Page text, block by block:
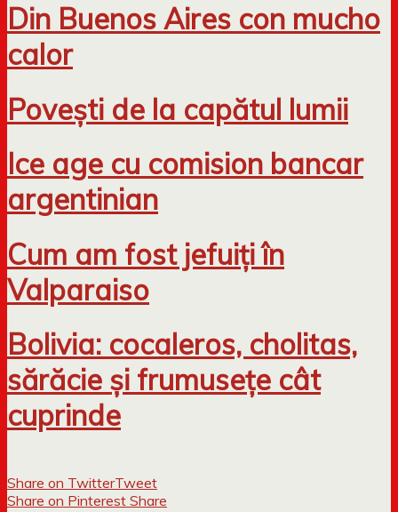
Din Buenos Aires con mucho
calor
Povești de la capătul lumii
Ice age cu comision bancar
argentinian
Cum am fost jefuiți în
Valparaiso
Bolivia: cocaleros, cholitas,
sărăcie și frumusețe cât
cuprinde
Share on TwitterTweet
Share on Pinterest Share